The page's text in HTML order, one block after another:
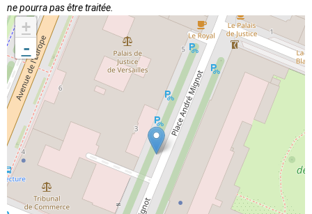
ne pourra pas être traitée.
+
-